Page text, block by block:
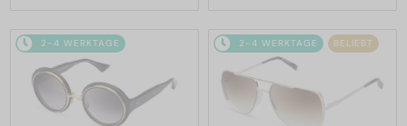
2-4 WERKTAGE 2-4 WERKTAGE BELIEBT